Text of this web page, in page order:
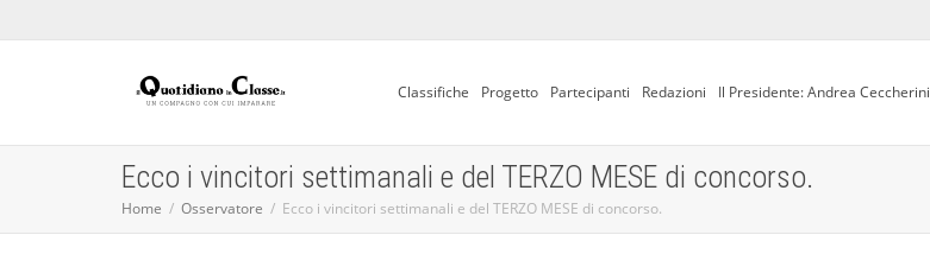
Classifiche Progetto Partecipanti Redazioni Il Presidente: Andrea Ceccherini
Ecco i vincitori settimanali e del TERZO MESE di concorso.
Home Osservatore Ecco i vincitori settimanali e del TERZO MESE di concorso.